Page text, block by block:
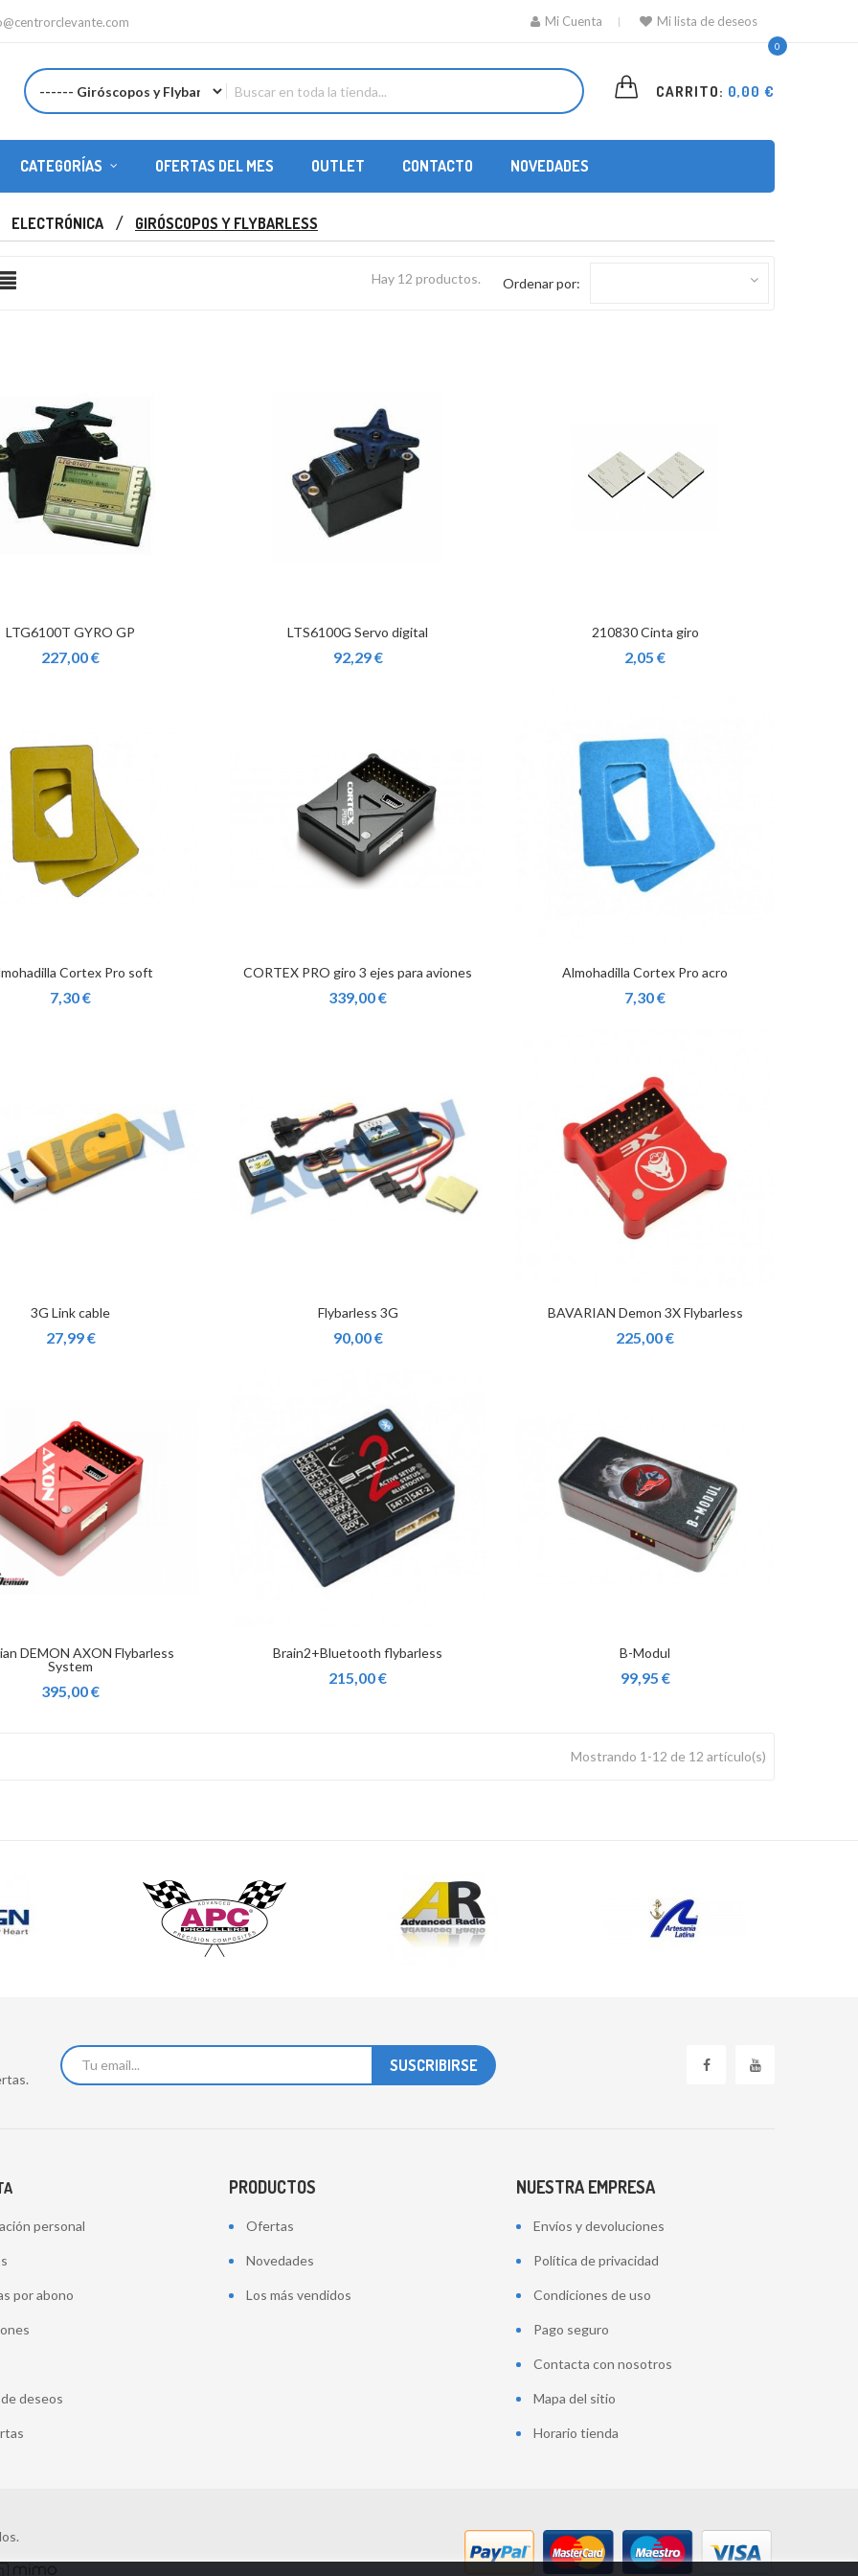
Mi Cuenta Mi lista de deseos
0
CARRITO: 0,00 €
CATEGORÍAS OFERTAS DEL MES OUTLET CONTACTO NOVEDADES
ELECTRÓNICA GIRÓSCOPOS Y FLYBARLESS
Hay 12 productos. Ordenar por:
LTG6100T GYRO GP
227,00 €
LTS6100G Servo digital
92,29 €
210830 Cinta giro
2,05 €
Cortex Pro soft
7,30 €
CORTEX PRO giro 3 ejes para aviones
339,00 €
Almohadilla Cortex Pro acro
7,30 €
3G Link cable
27,99 €
Flybarless 3G
90,00 €
BAVARIAN Demon 3X Flybarless
225,00 €
DEMON AXON Flybarless
System
395,00 €
Brain2+Bluetooth flybarless
215,00 €
B-Modul
99,95 €
Mostrando 1-12 de 12 artículo(s)
personal
por abono
deseos
PRODUCTOS
Ofertas
Novedades
Los más vendidos
NUESTRA EMPRESA
Envíos y devoluciones
Política de privacidad
Condiciones de uso
Pago seguro
Contacta con nosotros
Mapa del sitio
Horario tienda